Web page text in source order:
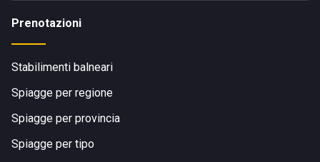
Prenotazioni
Stabilimenti balneari
Spiagge per regione
Spiagge per provincia
Spiagge per tipo